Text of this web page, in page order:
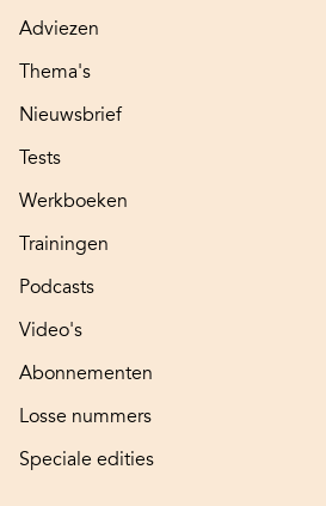
Adviezen
Thema's
Nieuwsbrief
Tests
Werkboeken
Trainingen
Podcasts
Video's
Abonnementen
Losse nummers
Speciale edities